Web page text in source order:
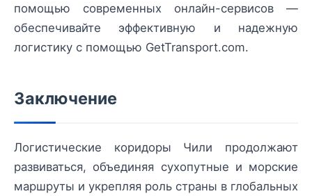
помощью современных онлайн-сервисов —
обеспечивайте эффективную и надежную
логистику с помощью GetTransport.com.
Заключение
Логистические коридоры Чили продолжают
развиваться, объединяя сухопутные и морские
маршруты и укрепляя роль страны в глобальных